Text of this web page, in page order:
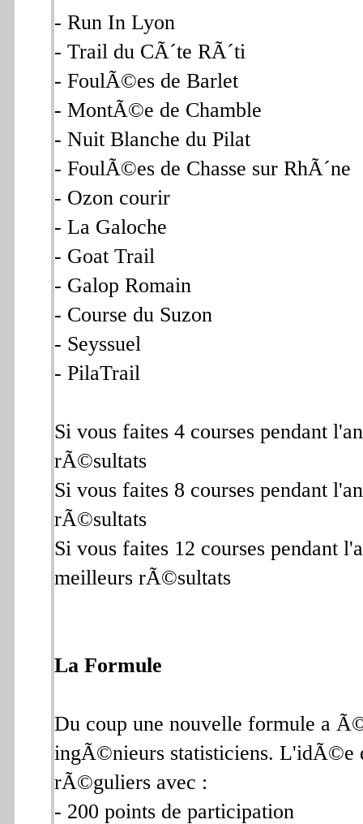
- Run In Lyon
- Trail du CÃ´te RÃ´ti
- FoulÃ©es de Barlet
- MontÃ©e de Chamble
- Nuit Blanche du Pilat
- FoulÃ©es de Chasse sur RhÃ´ne
- Ozon courir
- La Galoche
- Goat Trail
- Galop Romain
- Course du Suzon
- Seyssuel
- PilaTrail
Si vous faites 4 courses pendant
rÃ©sultats
Si vous faites 8 courses pendant
rÃ©sultats
Si vous faites 12 courses pendant
meilleurs rÃ©sultats
La Formule
Du coup une nouvelle formule a
ingÃ©nieurs statisticiens. L'idÃ©e
rÃ©guliers avec :
- 200 points de participation